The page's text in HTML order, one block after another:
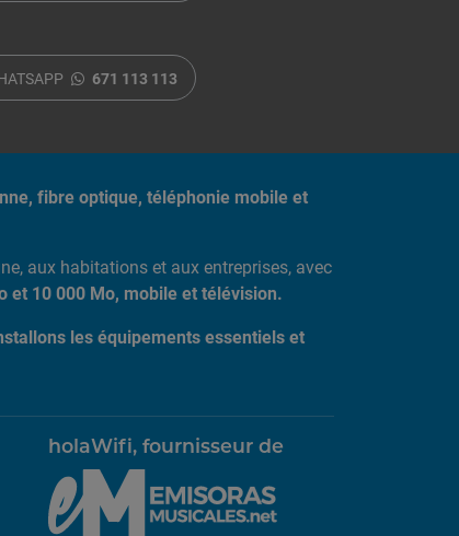
671 113 113
fibre optique, téléphonie mobile et
aux habitations et aux entreprises, avec
et 10 000 Mo, mobile et télévision.
les équipements essentiels et
holaWifi, fournisseur de